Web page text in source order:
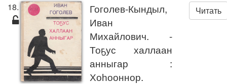
18. Читать
Гоголев-Кындыл,
Иван
Михайлович. -
Тоҕус халлаан
анныгар :
Хоһооннор.